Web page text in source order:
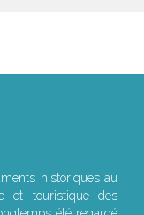
historiques au
et touristique des